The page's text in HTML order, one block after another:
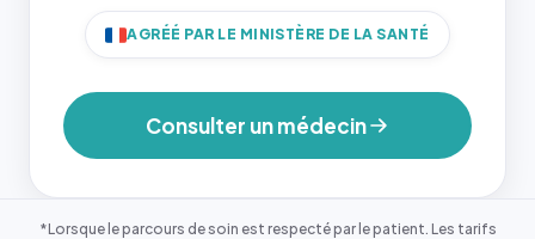
AGRÉÉ PAR LE MINISTÈRE DE LA SANTÉ
Consulter un médecin
*Lorsque le parcours de soin est respecté par le patient. Les tarifs